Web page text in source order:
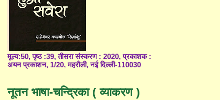
मूल्य:50, पृष्ठ :39, तीसरा संस्करण : 2020, प्रकाशक :
अयन प्रकाशन, 1/20, महरौली, नई दिल्ली-110030
नूतन भाषा-चन्द्रिका ( व्याकरण )